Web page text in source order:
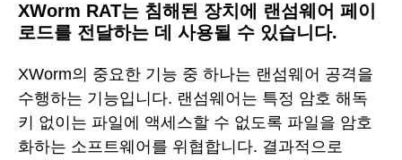
XWorm RAT는 침해된 장치에 랜섬웨어 페이
로드를 전달하는 데 사용될 수 있습니다.
XWorm의 중요한 기능 중 하나는 랜섬웨어 공격을
수행하는 기능입니다. 랜섬웨어는 특정 암호 해독
키 없이는 파일에 액세스할 수 없도록 파일을 암호
화하는 소프트웨어를 위협합니다. 결과적으로